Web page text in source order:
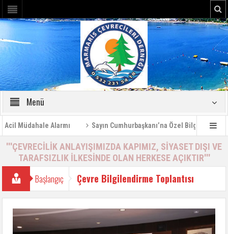
Menü
Alarmı Sayın Cumhurbaşkanı’na Özel Bilgilendirme
'''ÇEVRECİLİK ANLAYIŞIMIZDA KAPIMIZ, SİYASET DIŞI VE
TARAFSIZLIK İLKESİNDE OLAN HERKESE AÇIKTIR'''
Başlangıç Çevre Bilgilendirme Toplantısı